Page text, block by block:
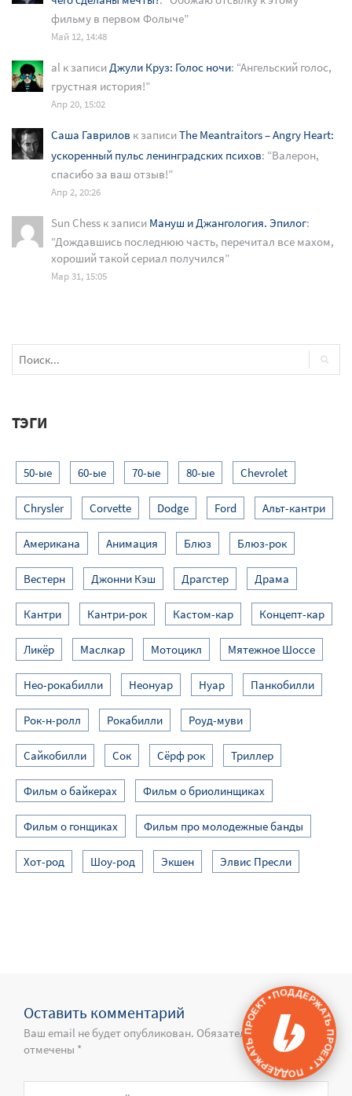
фильму в первом Фолыче”
Май 12, 14:48
al к записиДжули Круз: Голос ночи: “Ангельский голос,
грустная история!”
Апр 20, 15:02
Саша Гаврилов к записиThe Meantraitors – Angry Heart:
ускоренный пульс ленинградских психов: “Валерон,
спасибо за ваш отзыв!”
Апр 2, 20:26
Sun Chess к записи Мануш и Джангология. Эпилог:
“Дождавшись последнюю часть, перечитал все махом,
хороший такой сериал получился”
Мар 31, 15:05
ТЭГИ
50-ые 60-ые 70-ые 80-ые Chevrolet
Chrysler Corvette Dodge Ford Альт-кантри
Американа Анимация Блюз Блюз-рок
Вестерн Джонни Кэш Драгстер Драма
Кантри Кантри-рок Кастом-кар Концепт-кар
Ликёр Маслкар Мотоцикл Мятежное Шоссе
Нео-рокабилли Неонуар Нуар Панкобилли
Рок-н-ролл Рокабилли Роуд-муви
Сайкобилли Сок Сёрф рок Триллер
Фильм о байкерах Фильм о бриолинщиках
Фильм о гонщиках Фильм про молодежные банды
Хот-род Шоу-род Экшен Элвис Пресли
Оставить комментарий
Ваш email не будет опубликован. Обязательные поля
отмечены *
ПОДДЕРЖАТЬ ПРОЕКТ • ПОДДЕРЖАТЬ ПРОЕКТ •